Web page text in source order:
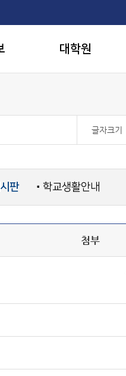
대학원
글자크기
판 ■ 학교생활안내
첨부